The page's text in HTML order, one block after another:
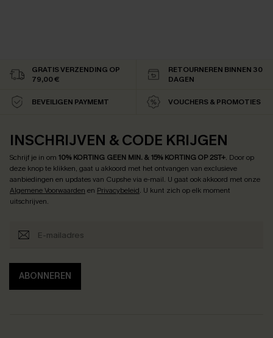
GRATIS VERZENDING OP
79,00 €
RETOURNEREN BINNEN 30
DAGEN
BEVEILIGEN PAYMEMT VOUCHERS & PROMOTIES
INSCHRIJVEN & CODE KRIJGEN
Schrijf je in om 10% KORTING GEEN MIN. & 15% KORTING OP 2ST+. Door op
deze knop te klikken, gaat u akkoord met het ontvangen van exclusieve
aanbiedingen en updates van Cupshe via e-mail. U gaat ook akkoord met onze
Algemene Voorwaarden en Privacybeleid. U kunt zich op elk moment
uitschrijven.
ABONNEREN